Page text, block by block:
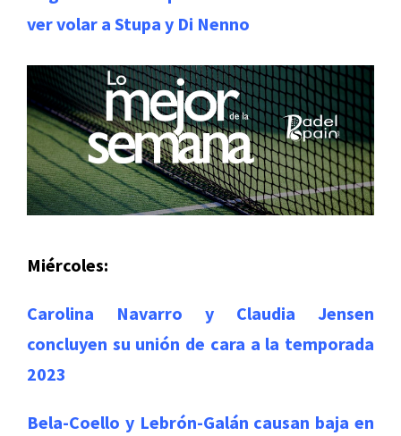
ver volar a Stupa y Di Nenno
Miércoles:
Carolina Navarro y Claudia Jensen
concluyen su unión de cara a la temporada
2023
Bela-Coello y Lebrón-Galán causan baja en